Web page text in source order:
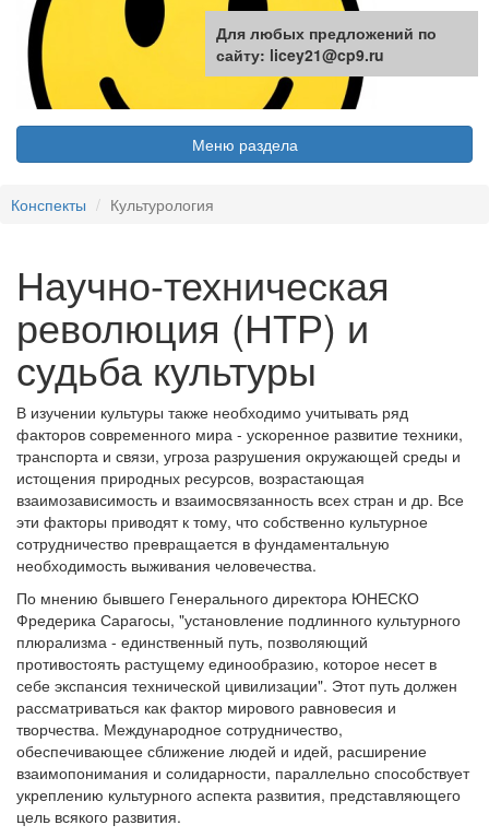
Меню раздела
Конспекты Культурология
Научно-техническая
революция (НТР) и
судьба культуры
В изучении культуры также необходимо учитывать ряд
факторов современного мира - ускоренное развитие техники,
транспорта и связи, угроза разрушения окружающей среды и
истощения природных ресурсов, возрастающая
взаимозависимость и взаимосвязанность всех стран и др. Все
эти факторы приводят к тому, что собственно культурное
сотрудничество превращается в фундаментальную
необходимость выживания человечества.
По мнению бывшего Генерального директора ЮНЕСКО
Фредерика Сарагосы, "установление подлинного культурного
плюрализма - единственный путь, позволяющий
противостоять растущему единообразию, которое несет в
себе экспансия технической цивилизации". Этот путь должен
рассматриваться как фактор мирового равновесия и
творчества. Международное сотрудничество,
обеспечивающее сближение людей и идей, расширение
взаимопонимания и солидарности, параллельно способствует
укреплению культурного аспекта развития, представляющего
цель всякого развития.
Для любых предложений по
сайту: licey21@cp9.ru